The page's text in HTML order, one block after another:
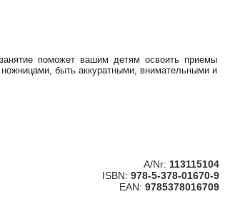
поможет вашим детям освоить приемы
быть аккуратными, внимательными и
A/Nr: 113115104
ISBN: 978-5-378-01670-9
EAN: 9785378016709